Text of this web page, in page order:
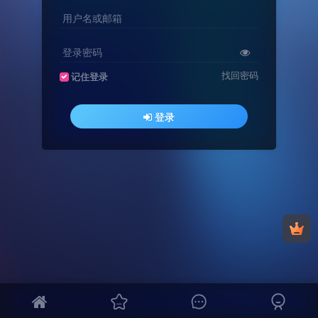
用户名或邮箱
登录密码
记住登录 找回密码
登录